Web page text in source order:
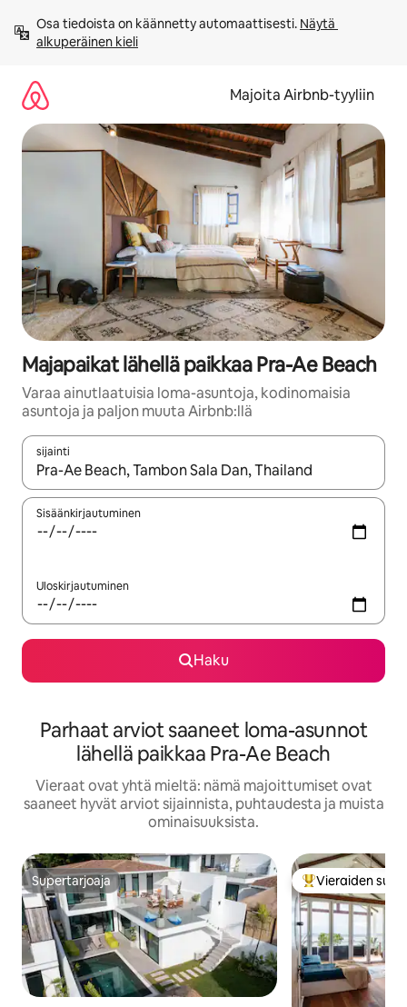
sisältö
väliin
Osa tiedoista on käännetty automaattisesti. Näytä
alkuperäinen kieli
Majoita Airbnb-tyyliin
Majapaikat lähellä paikkaa Pra-Ae Beach
Varaa ainutlaatuisia loma-asuntoja, kodinomaisia
asuntoja ja paljon muuta Airbnb:llä
sijainti
Kun tulokset ovat saatavilla, navigoi ylös- ja alas-
Sisäänkirjautuminen
Uloskirjautuminen
Haku
Parhaat arviot saaneet loma-asunnot
lähellä paikkaa Pra-Ae Beach
Vieraat ovat yhtä mieltä: nämä majoittumiset ovat
saaneet hyvät arviot sijainnista, puhtaudesta ja muista
ominaisuuksista.
Supertarjoaja
Supertarjoaja Vieraiden
Vieraiden